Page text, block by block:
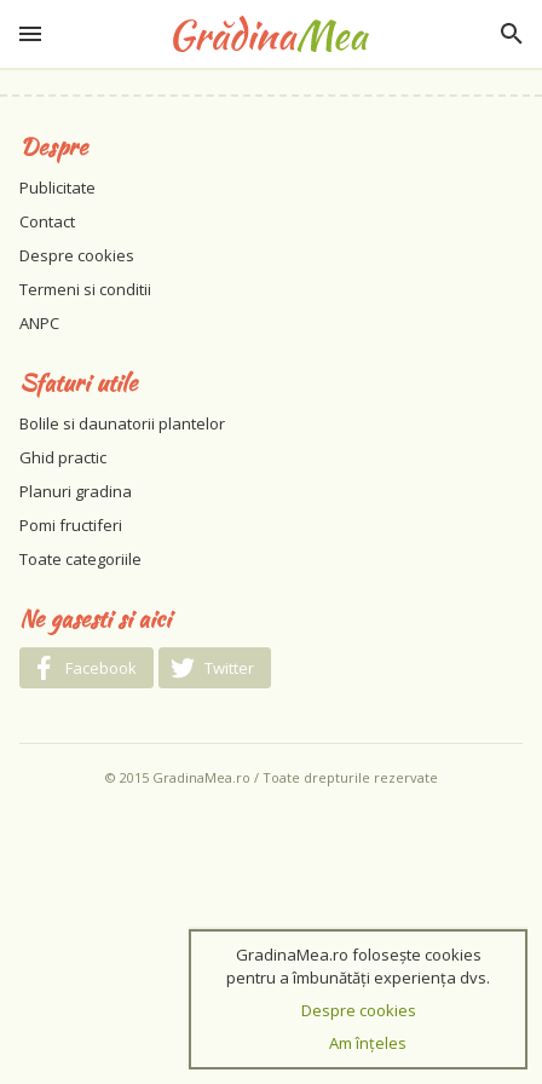
Despre
Publicitate
Contact
Despre cookies
Termeni si conditii
ANPC
Sfaturi utile
Bolile si daunatorii plantelor
Ghid practic
Planuri gradina
Pomi fructiferi
Toate categoriile
Ne gasesti si aici
Facebook Twitter
© 2015 GradinaMea.ro / Toate drepturile rezervate
GradinaMea.ro folosește cookies
pentru a îmbunătăți experiența dvs.
Despre cookies
Am înțeles